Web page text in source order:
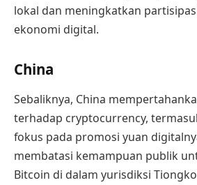
lokal dan meningkatkan
ekonomi digital.
China
Sebaliknya, China
terhadap cryptocurrency,
fokus pada promosi yuan
membatasi kemampuan publik
Bitcoin di dalam yurisdiksi